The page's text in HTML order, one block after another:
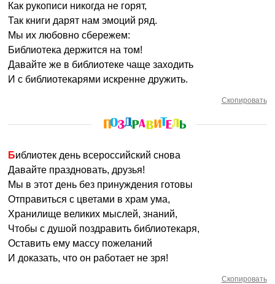
Как рукописи никогда не горят,
Так книги дарят нам эмоций ряд.
Мы их любовно сбережем:
Библиотека держится на том!
Давайте же в библиотеке чаще заходить
И с библиотекарями искренне дружить.
Скопировать
Библиотек день всероссийский снова
Давайте праздновать, друзья!
Мы в этот день без принуждения готовы
Отправиться с цветами в храм ума,
Хранилище великих мыслей, знаний,
Чтобы с душой поздравить библиотекаря,
Оставить ему массу пожеланий
И доказать, что он работает не зря!
Скопировать